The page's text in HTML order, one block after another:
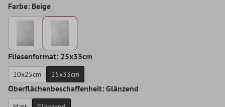
Farbe: Beige
Fliesenformat: 25x33cm
20x25cm 25x33cm
Oberflächenbeschaffenheit: Glänzend